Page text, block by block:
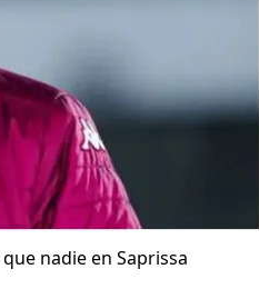
nadie en Saprissa